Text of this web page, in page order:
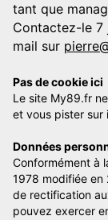
tant que
Contactez-le 7
mail sur
Pas de cookie ici
Le site My89.fr
et vous pister sur
Données
Conformément à
1978 modifiée en
de rectification
pouvez exercer